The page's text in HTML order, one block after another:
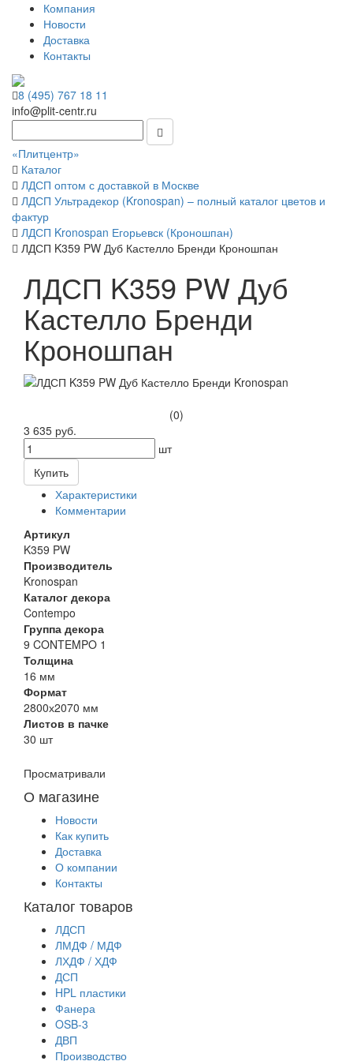
Компания
Новости
Доставка
Контакты
8 (495) 767 18 11
info@plit-centr.ru
«Плитцентр»
Каталог
ЛДСП оптом с доставкой в Москве
ЛДСП Ультрадекор (Kronospan) – полный каталог цветов и
фактур
ЛДСП Kronospan Егорьевск (Кроношпан)
ЛДСП K359 PW Дуб Кастелло Бренди Кроношпан
ЛДСП K359 PW Дуб
Кастелло Бренди
Кроношпан
(0)
3 635 руб.
шт
Купить
Характеристики
Комментарии
Артикул
K359 PW
Производитель
Kronospan
Каталог декора
Contempo
Группа декора
9 CONTEMPO 1
Толщина
16 мм
Формат
2800х2070 мм
Листов в пачке
30 шт
Просматривали
О магазине
Новости
Как купить
Доставка
О компании
Контакты
Каталог товаров
ЛДСП
ЛМДФ / МДФ
ЛХДФ / ХДФ
ДСП
HPL пластики
Фанера
OSB-3
ДВП
Производство